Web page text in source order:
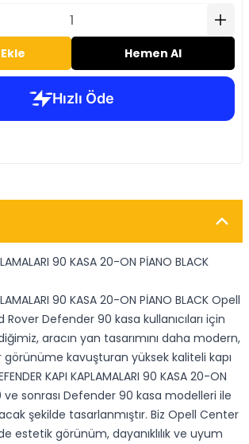
Hemen Al
90 KASA 20-ON PİANO BLACK
90 KASA 20-ON PİANO BLACK Opell
Defender 90 kasa kullanıcıları için
aracın yan tasarımını daha modern,
görünüme kavuşturan yüksek kaliteli kapı
KAPI KAPLAMALARI 90 KASA 20-ON
ve sonrası Defender 90 kasa modelleri ile
şekilde tasarlanmıştır. Biz Opell Center
estetik görünüm, dayanıklılık ve uyum